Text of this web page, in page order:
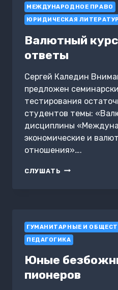
ГОВОРИТЬ
ПО-
АНГЛИЙСКИ
МЕЖДУНАРОДНОЕ ПРАВО
ЮРИДИЧЕСКАЯ
Валютный
ответы
Сергей Каледин
предложен
тестирования
студентов темы:
дисциплины
экономические и
отношения»….
СЛУШАТЬ ВАЛЮТНЫЙ
ГУМАНИТАРНЫЕ И
ПЕДАГОГИКА
Юные
пионеров